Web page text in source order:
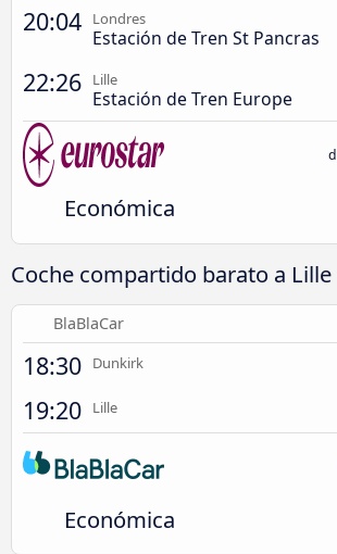
20:04 Londres
Estación de Tren St Pancras
22:26 Lille
Estación de Tren Europe
Económica
Coche compartido barato a Lille
BlaBlaCar
18:30 Dunkirk
19:20 Lille
Económica